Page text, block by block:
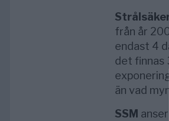
från år
endast 4
det finnas
än vad
SSM